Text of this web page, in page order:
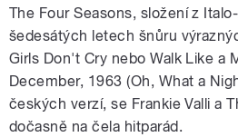
The Four Seasons, složení z
šedesátých letech šnůru
Girls Don't Cry nebo Walk Like a
December, 1963 (Oh, What a
českých verzí, se Frankie Valli a
dočasně na čela hitparád.